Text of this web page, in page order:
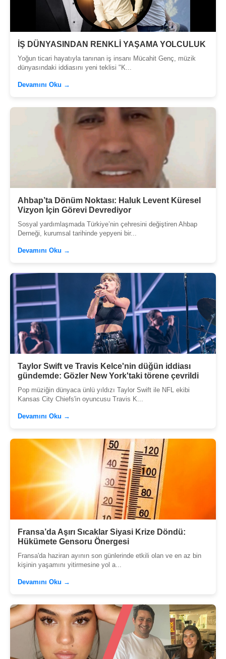
İŞ DÜNYASINDAN RENKLİ YAŞAMA YOLCULUK
Yoğun ticari hayatıyla tanınan iş insanı Mücahit Genç, müzik
dünyasındaki iddiasını yeni teklisi "K...
Devamını Oku →
Ahbap’ta Dönüm Noktası: Haluk Levent Küresel
Vizyon İçin Görevi Devrediyor
Sosyal yardımlaşmada Türkiye’nin çehresini değiştiren Ahbap
Derneği, kurumsal tarihinde yepyeni bir...
Devamını Oku →
Taylor Swift ve Travis Kelce'nin düğün iddiası
gündemde: Gözler New York'taki törene çevrildi
Pop müziğin dünyaca ünlü yıldızı Taylor Swift ile NFL ekibi
Kansas City Chiefs'in oyuncusu Travis K...
Devamını Oku →
Fransa’da Aşırı Sıcaklar Siyasi Krize Döndü:
Hükümete Gensoru Önergesi
Fransa'da haziran ayının son günlerinde etkili olan ve en az bin
kişinin yaşamını yitirmesine yol a...
Devamını Oku →